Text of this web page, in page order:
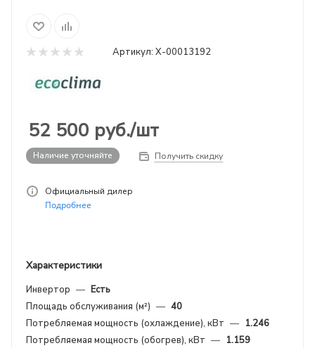
Артикул: X-00013192
52 500 руб./шт
Наличие уточняйте Получить скидку
Официальный дилер
Подробнее
Характеристики
Инвертор — Есть
Площадь обслуживания (м²) — 40
Потребляемая мощность (охлаждение), кВт — 1.246
Потребляемая мощность (обогрев), кВт — 1.159